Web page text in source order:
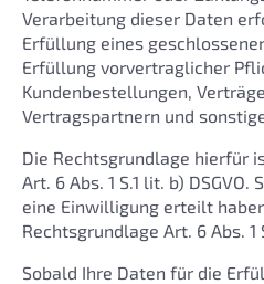
Verarbeitung dieser Daten
Erfüllung eines
Erfüllung vorvertraglicher
Kundenbestellungen,
Vertragspartnern und
Die Rechtsgrundlage hierfür
Art. 6 Abs. 1 S.1 lit. b)
eine Einwilligung erteilt
Rechtsgrundlage Art. 6 Abs. 1
Sobald Ihre Daten für die